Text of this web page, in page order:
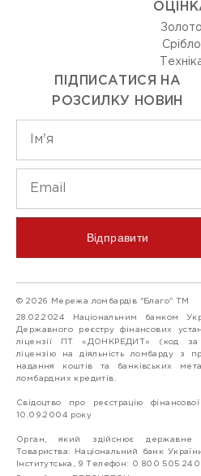
Золото
Срiбло
ПІДПИСАТИСЯ НА
РОЗСИЛКУ НОВИН
Відправити
© 2026 Мережа ломбардів "Благо" ТМ
28.02.2024 Національним банком
Державного реєстру фінансових
ліцензії ПТ «ДОНКРЕДИТ» (код
ліцензію на діяльність ломбарду з
надання коштів та банківських
ломбардних кредитів.
Свідоцтво про реєстрацію
10.09.2004 року
Орган, який здійснює державне
Товариства: Національний банк
Інститутська, 9 Телефон: 0 800 505